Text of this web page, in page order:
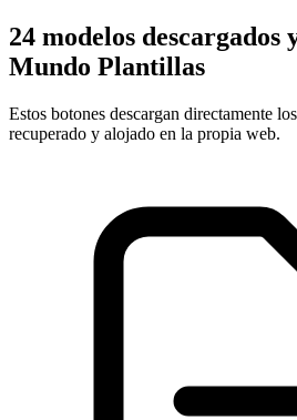
24 modelos descargados
Mundo Plantillas
Estos botones descargan directamente
recuperado y alojado en la propia web.